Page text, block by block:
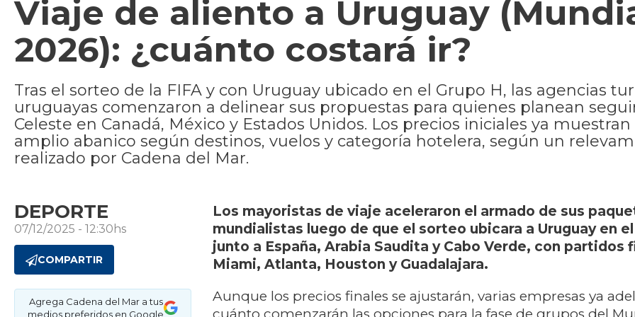
Viaje de aliento a Uruguay
2026): ¿cuánto costará ir?
Tras el sorteo de la FIFA y con Uruguay ubicado en el Grupo H, las agencias
uruguayas comenzaron a delinear sus propuestas para quienes planean
Celeste en Canadá, México y Estados Unidos. Los precios iniciales ya
amplio abanico según destinos, vuelos y categoría hotelera, según un
realizado por Cadena del Mar.
DEPORTE
07/12/2025 - 12:30hs
COMPARTIR
Agrega Cadena del Mar a tus
medios preferidos en Google
Los mayoristas de viaje aceleraron el armado de sus
mundialistas luego de que el sorteo ubicara a Uruguay en
junto a España, Arabia Saudita y Cabo Verde, con partidos
Miami, Atlanta, Houston y Guadalajara.
Aunque los precios finales se ajustarán, varias empresas ya